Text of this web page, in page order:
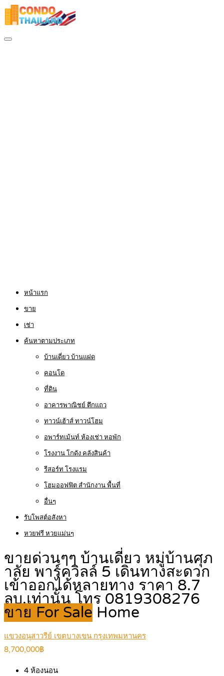
หน้าแรก
ขาย
เช่า
ค้นหาตามประเภท
บ้านเดี่ยว บ้านแฝด
คอนโด
ที่ดิน
อาคารพาณิชย์ ตึกแถว
ทาวน์เฮ้าส์ ทาวน์โฮม
อพาร์ทเม้นท์ ห้องเช่า หอพัก
โรงงาน โกดัง คลังสินค้า
รีสอร์ท โรงแรม
โฮมออฟฟิต สำนักงาน พื้นที่
อื่นๆ
รับโพสต์อสังหา
หวยฟรี หวยแม่นๆ
ขายด่วนๆๆ บ้านเดี่ยว หมู่บ้านศุภ
าลัย พาร์ควิลล์ 5 เดินทางสะดวก
เข้าออกได้หลายทาง ราคา 8.7
ลบ.เท่านั้น โทร 0819308276
ขาย For Sale Home
แขวงอนุสาวรีย์ เขตบางเขน กรุงเทพมหานคร
8,700,000฿
4 ห้องนอน